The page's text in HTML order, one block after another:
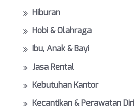
Hiburan
Hobi & Olahraga
Ibu, Anak & Bayi
Jasa Rental
Kebutuhan Kantor
Kecantikan & Perawatan Diri